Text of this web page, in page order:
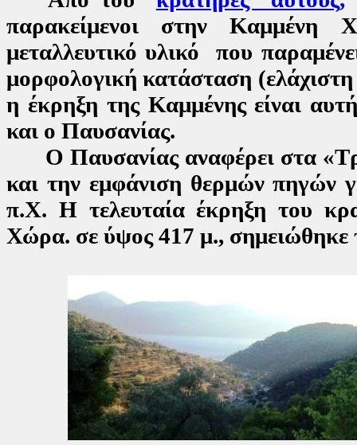
παρακείμενοι στην Καμμένη
μεταλλευτικό υλικό που
μορφολογική κατάσταση
η έκρηξη της Καμμένης είναι
και ο Παυσανίας.
Ο Παυσανίας αναφέρει στα
και την εμφάνιση θερμών πηγών
π.Χ. Η τελευταία έκρηξη του
Χώρα. σε ύψος 417 μ., σημειώθηκε